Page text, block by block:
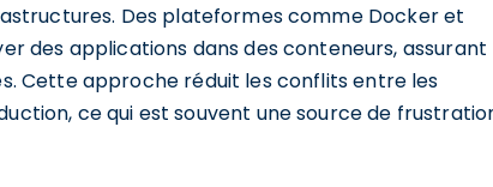
Des plateformes comme Docker et
des applications dans des conteneurs, assurant
Cette approche réduit les conflits entre les
ce qui est souvent une source de